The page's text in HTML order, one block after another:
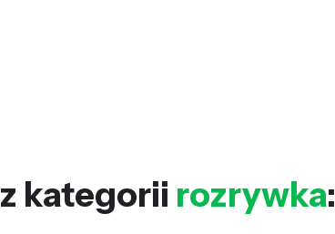
z kategorii rozrywka: